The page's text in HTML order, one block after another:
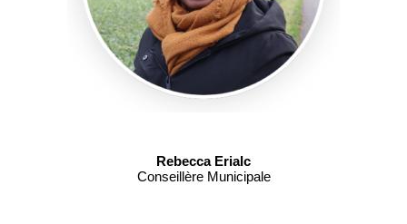
Rebecca Erialc
Conseillère Municipale